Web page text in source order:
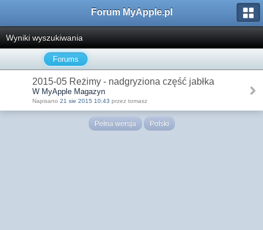
Forum MyApple.pl
Wyniki wyszukiwania
Forums
2015-05 Reżimy - nadgryziona część jabłka
W MyApple Magazyn
Napisano 21 sie 2015 10:43 przez tomasz
Pełna wersja Polski